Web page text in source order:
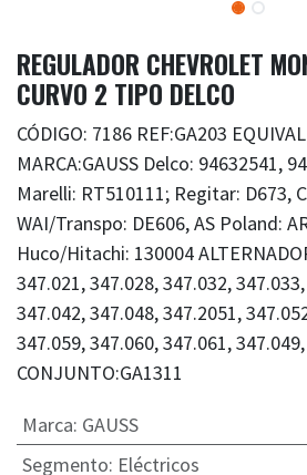
REGULADOR CHEVROLET
CURVO 2 TIPO DELCO
CÓDIGO: 7186 REF:GA203
MARCA:GAUSS Delco: 94632541,
Marelli: RT510111; Regitar: D673,
WAI/Transpo: DE606, AS Poland:
Huco/Hitachi: 130004
347.021, 347.028, 347.032,
347.042, 347.048, 347.2051,
347.059, 347.060, 347.061,
CONJUNTO:GA1311
Marca: GAUSS
Segmento: Eléctricos